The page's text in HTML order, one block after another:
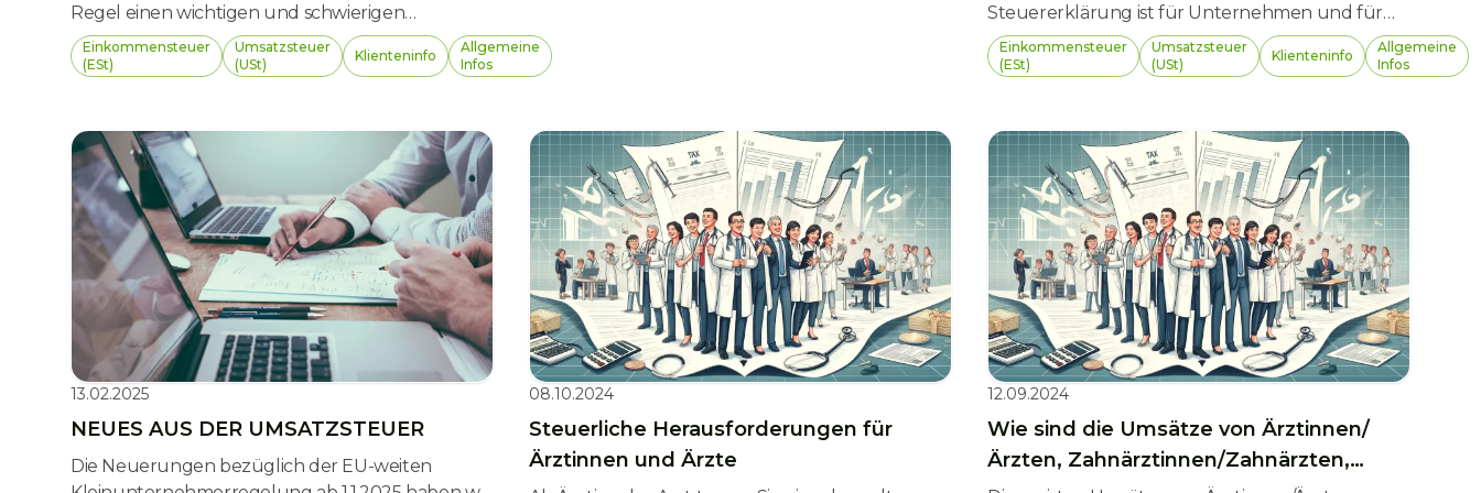
Regel einen wichtigen und schwierigen
Zeitpunkt in der beruflichen Laufbahn. Doch
auch nach dem Ausscheiden bleiben
Haftung nach dem Zivil- und Steuerrecht, um
ausscheidenden Geschäftsführer:innen eine
Orientierung zu geben.
Einkommensteuer
(ESt)
Umsatzsteuer
(USt)
Klienteninfo
Allgemeine
Infos
Steuererklärung ist für Unternehmen und für
Privatpersonen in Österreich nicht nur eine
gesetzliche Pflicht, sondern auch essenziell, um
abgibt oder gar nicht einreicht, muss mit
empfindlichen Sanktionen rechnen – von
Verspätungszuschlägen über Zwangsstrafen bis
hin zu finanzstrafrechtlichen Konsequenzen.
Einkommensteuer
(ESt)
Umsatzsteuer
(USt)
Klienteninfo
Allgemeine
Infos
13.02.2025
NEUES AUS DER UMSATZSTEUER
Die Neuerungen bezüglich der EU-weiten
08.10.2024
Steuerliche Herausforderungen für
Ärztinnen und Ärzte
12.09.2024
Wie sind die Umsätze von Ärztinnen/
Ärzten, Zahnärztinnen/Zahnärzten,